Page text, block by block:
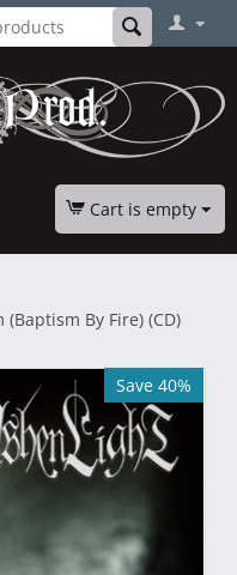
Cart is empty
By Fire) (CD)
Save 40%